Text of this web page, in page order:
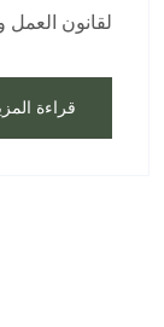
لقانون العمل
قراءة